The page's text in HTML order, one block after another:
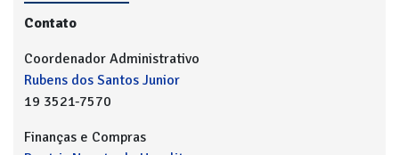
Contato
Coordenador Administrativo
Rubens dos Santos Junior
19 3521-7570
Finanças e Compras